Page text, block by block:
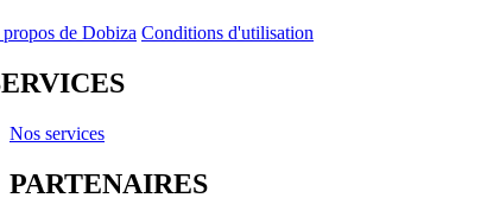
de Dobiza Conditions d'utilisation
Nos services
PARTENAIRES